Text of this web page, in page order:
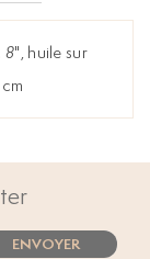
8", huile sur
ENVOYER